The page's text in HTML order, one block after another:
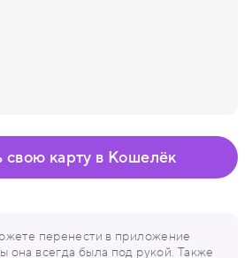
перенести в приложение
она всегда была под рукой. Также
свою карту в Кошелёк